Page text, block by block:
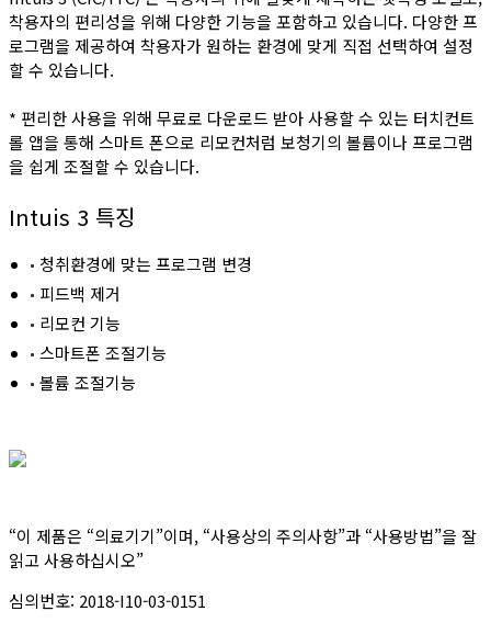
착용자의 편리성을 위해 다양한 기능을 포함하고 있습니다. 다양한 프
로그램을 제공하여 착용자가 원하는 환경에 맞게 직접 선택하여 설정
할 수 있습니다.
* 편리한 사용을 위해 무료로 다운로드 받아 사용할 수 있는 터치컨트
롤 앱을 통해 스마트 폰으로 리모컨처럼 보청기의 볼륨이나 프로그램
을 쉽게 조절할 수 있습니다.
Intuis 3 특징
청취환경에 맞는 프로그램 변경
피드백 제거
리모컨 기능
스마트폰 조절기능
볼륨 조절기능
“이 제품은 “의료기기”이며, “사용상의 주의사항”과 “사용방법”을 잘
읽고 사용하십시오”
심의번호: 2018-I10-03-0151